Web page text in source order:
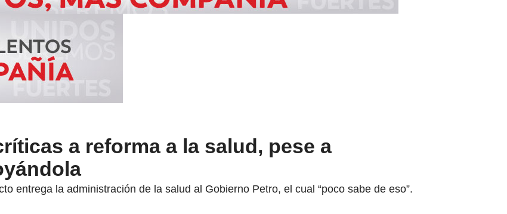
a reforma a la salud, pese a
entrega la administración de la salud al Gobierno Petro, el cual “poco sabe de eso”.